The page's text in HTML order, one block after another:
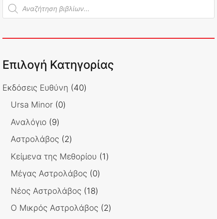
Products
search
Επιλογή Κατηγορίας
Εκδόσεις Ευθύνη 4040
Ursa Minor 00
Αναλόγιο 99
προϊόντα
Αστρολάβος 22
προϊόντα
Κείμενα της Μεθορίου 11
Μέγας Αστρολάβος 00
Νέος Αστρολάβος 1818
προϊόντα
Ο Μικρός Αστρολάβος 22